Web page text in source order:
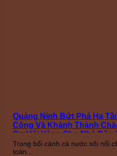
Quảng Ninh Bứt Phá Hạ
Công Và Khánh Thành
Cơ Hội Vàng Cho Nhà Đầu
Cấp
Trong bối cảnh cả nước sôi nổi
toàn...